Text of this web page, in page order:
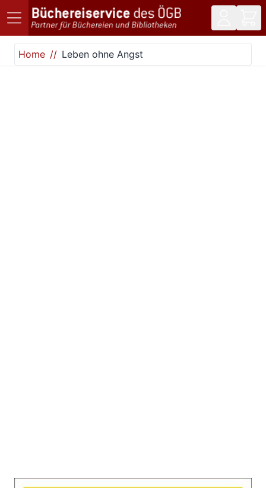
Direkt zum Inhalt
Home
Leben ohne Angst